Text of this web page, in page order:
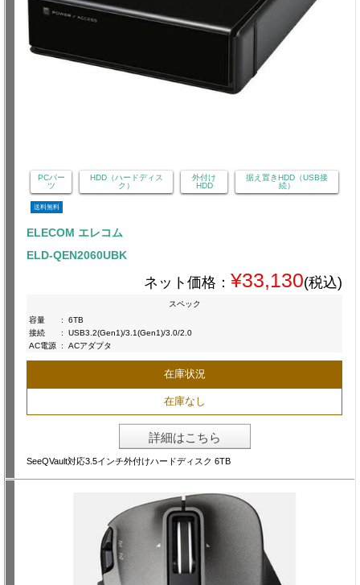
PCパー
ツ
HDD（ハードディス
ク）
外付け
HDD
据え置きHDD（USB接
続）
送料無料
ELECOM エレコム
ELD-QEN2060UBK
ネット価格： ¥33,130(税込)
スペック
容量
:
6TB
接続
:
USB3.2(Gen1)/3.1(Gen1)/3.0/2.0
AC電源 : ACアダプタ
在庫状況
在庫なし
詳細はこちら
SeeQVault対応3.5インチ外付けハードディスク 6TB